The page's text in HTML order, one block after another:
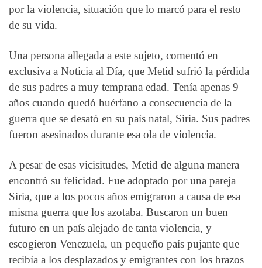
por la violencia, situación que lo marcó para el resto
de su vida.
Una persona allegada a este sujeto, comentó en
exclusiva a Noticia al Día, que Metid sufrió la pérdida
de sus padres a muy temprana edad. Tenía apenas 9
años cuando quedó huérfano a consecuencia de la
guerra que se desató en su país natal, Siria. Sus padres
fueron asesinados durante esa ola de violencia.
A pesar de esas vicisitudes, Metid de alguna manera
encontró su felicidad. Fue adoptado por una pareja
Siria, que a los pocos años emigraron a causa de esa
misma guerra que los azotaba. Buscaron un buen
futuro en un país alejado de tanta violencia, y
escogieron Venezuela, un pequeño país pujante que
recibía a los desplazados y emigrantes con los brazos